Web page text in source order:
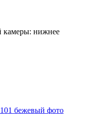
камеры: нижнее